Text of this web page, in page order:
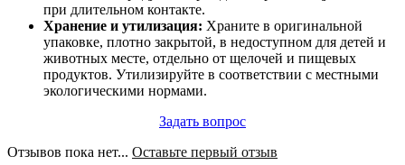
при длительном контакте.
Хранение и утилизация: Храните в оригинальной
упаковке, плотно закрытой, в недоступном для детей и
животных месте, отдельно от щелочей и пищевых
продуктов. Утилизируйте в соответствии с местными
экологическими нормами.
Задать вопрос
Отзывов пока нет... Оставьте первый отзыв